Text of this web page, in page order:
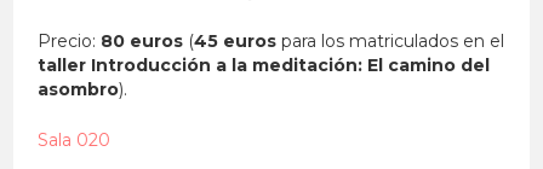
Precio: 80 euros (45 euros para los matriculados en el
taller Introducción a la meditación: El camino del
asombro).
Sala 020